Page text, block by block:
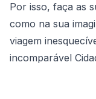
Por isso, faça as
como na sua
viagem
incomparável